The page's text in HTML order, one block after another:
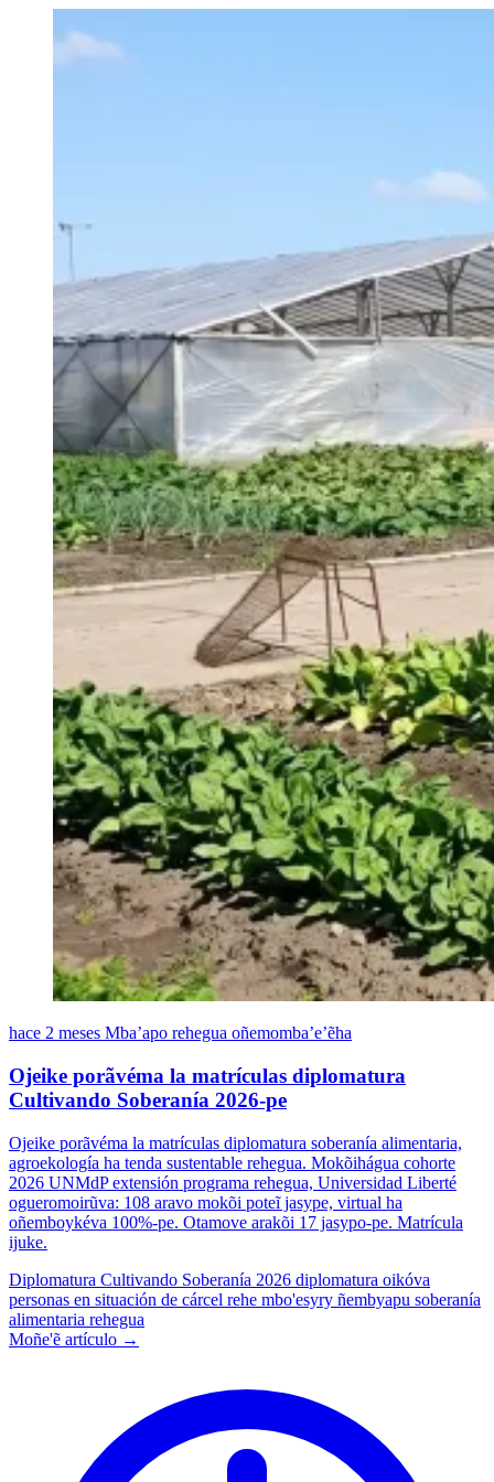
hace 2 meses Mba’apo rehegua oñemomba’e’ẽha
Ojeike porãvéma la matrículas diplomatura
Cultivando Soberanía 2026-pe
Ojeike porãvéma la matrículas diplomatura soberanía alimentaria,
agroekología ha tenda sustentable rehegua. Mokõihágua cohorte
2026 UNMdP extensión programa rehegua, Universidad Liberté
ogueromoirũva: 108 aravo mokõi poteĩ jasype, virtual ha
oñemboykéva 100%-pe. Otamove arakõi 17 jasypo-pe. Matrícula
ijuke.
Diplomatura Cultivando Soberanía 2026 diplomatura oikóva
personas en situación de cárcel rehe mbo'esyry ñembyapu soberanía
alimentaria rehegua
Moñe'ẽ artículo →